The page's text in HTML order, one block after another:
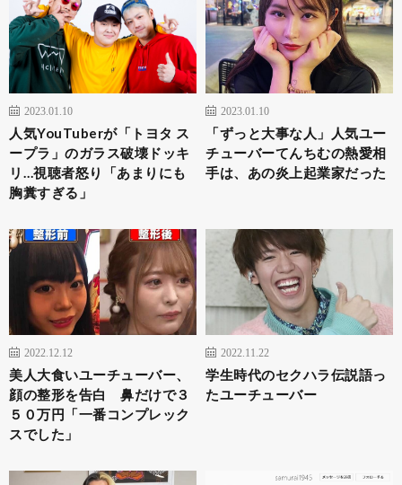
2023.01.10
人気YouTuberが「トヨタ ス
ープラ」のガラス破壊ドッキ
リ…視聴者怒り「あまりにも
胸糞すぎる」
2023.01.10
「ずっと大事な人」人気ユー
チューバーてんちむの熱愛相
手は、あの炎上起業家だった
2022.12.12
美人大食いユーチューバー、
顔の整形を告白 鼻だけで３
５０万円「一番コンプレック
スでした」
2022.11.22
学生時代のセクハラ伝説語っ
たユーチューバー